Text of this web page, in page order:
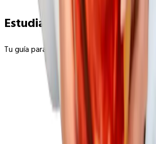
Estudiar veterinaria en
Tu guía para estudiar veterinaria en